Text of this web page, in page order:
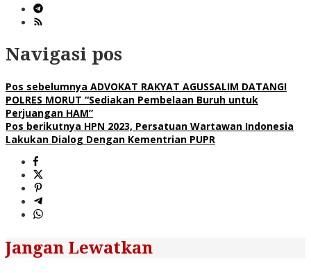
Navigasi pos
Pos sebelumnya ADVOKAT RAKYAT AGUSSALIM DATANGI
POLRES MORUT “Sediakan Pembelaan Buruh untuk
Perjuangan HAM”
Pos berikutnya HPN 2023, Persatuan Wartawan Indonesia
Lakukan Dialog Dengan Kementrian PUPR
Jangan Lewatkan